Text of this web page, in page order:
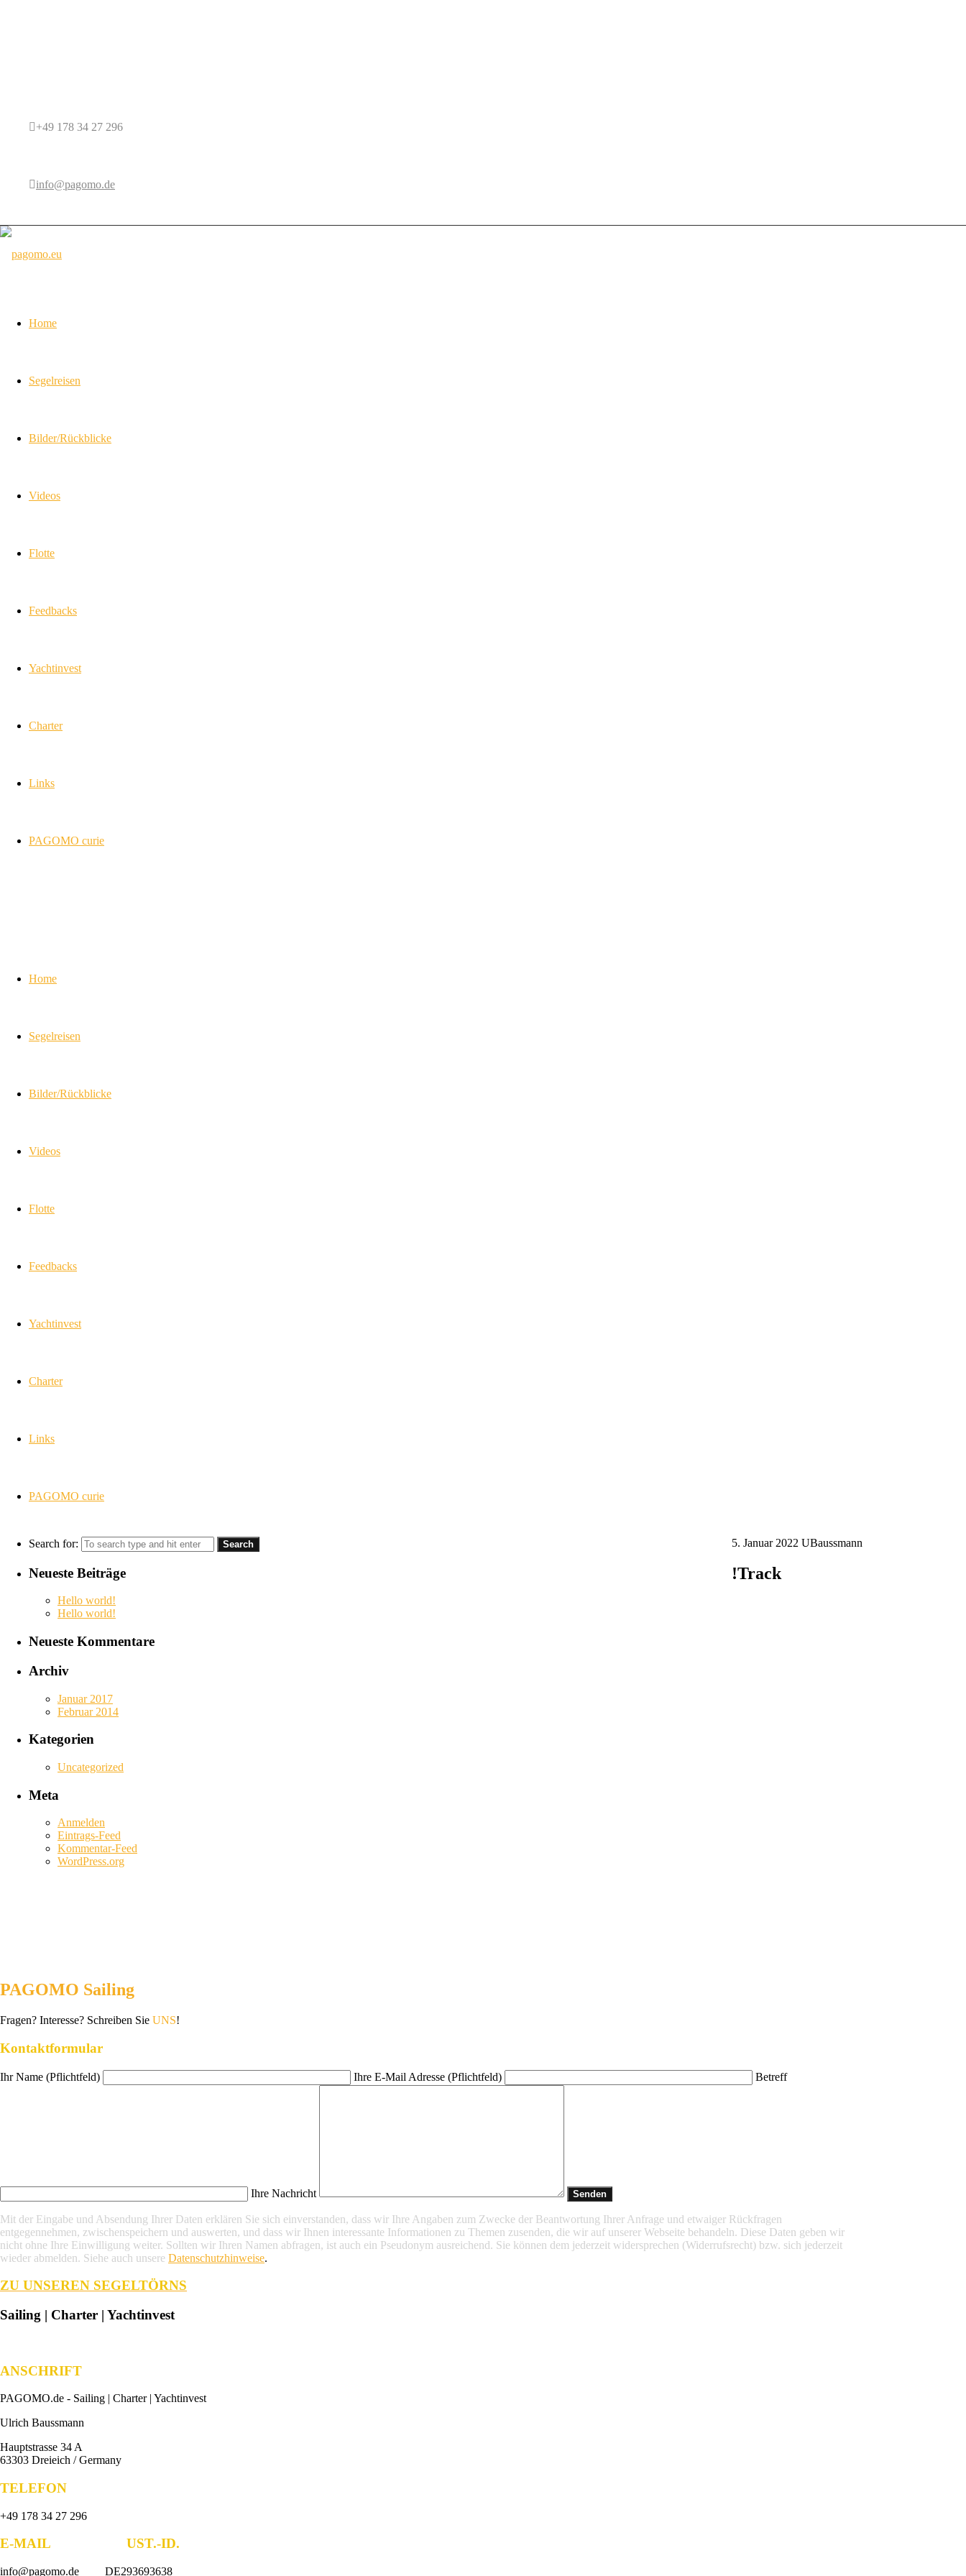
+49 178 34 27 296
info@pagomo.de
Home
Segelreisen
Bilder/Rückblicke
Videos
Flotte
Feedbacks
Yachtinvest
Charter
Links
PAGOMO curie
Home
Segelreisen
Bilder/Rückblicke
Videos
Flotte
Feedbacks
Yachtinvest
Charter
Links
PAGOMO curie
5. Januar 2022 UBaussmann
!Track
Search for:
Neueste Beiträge
Hello world!
Hello world!
Neueste Kommentare
Archiv
Januar 2017
Februar 2014
Kategorien
Uncategorized
Meta
Anmelden
Eintrags-Feed
Kommentar-Feed
WordPress.org
PAGOMO Sailing
Fragen? Interesse? Schreiben Sie UNS!
Kontaktformular
Ihr Name (Pflichtfeld) Ihre E-Mail Adresse (Pflichtfeld) Betreff
Ihre Nachricht
Mit der Eingabe und Absendung Ihrer Daten erklären Sie sich einverstanden, dass wir Ihre Angaben zum Zwecke der Beantwortung Ihrer Anfrage und etwaiger Rückfragen
entgegennehmen, zwischenspeichern und auswerten, und dass wir Ihnen interessante Informationen zu Themen zusenden, die wir auf unserer Webseite behandeln. Diese Daten geben wir
nicht ohne Ihre Einwilligung weiter. Sollten wir Ihren Namen abfragen, ist auch ein Pseudonym ausreichend. Sie können dem jederzeit widersprechen (Widerrufsrecht) bzw. sich jederzeit
wieder abmelden. Siehe auch unsere Datenschutzhinweise.
ZU UNSEREN SEGELTÖRNS
Sailing | Charter | Yachtinvest
ANSCHRIFT
PAGOMO.de - Sailing | Charter | Yachtinvest
Ulrich Baussmann
Hauptstrasse 34 A
63303 Dreieich / Germany
TELEFON
+49 178 34 27 296
E-MAIL UST.-ID.
info@pagomo.de DE293693638